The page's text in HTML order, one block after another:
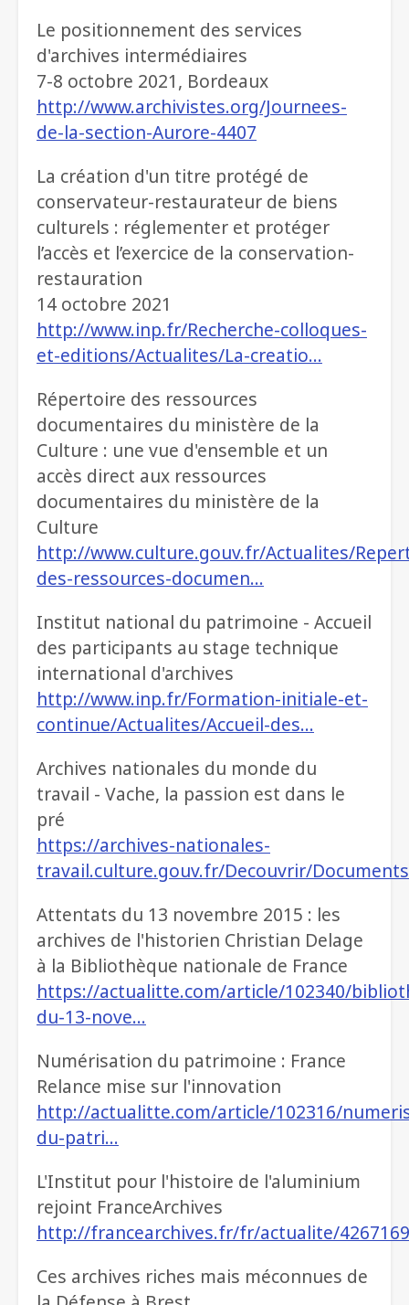
Le positionnement des services
d'archives intermédiaires
7-8 octobre 2021, Bordeaux
http://www.archivistes.org/Journees-
de-la-section-Aurore-4407
La création d'un titre protégé de
conservateur-restaurateur de biens
culturels : réglementer et protéger
l’accès et l’exercice de la conservation-
restauration
14 octobre 2021
http://www.inp.fr/Recherche-colloques-
et-editions/Actualites/La-creatio…
Répertoire des ressources
documentaires du ministère de la
Culture : une vue d'ensemble et un
accès direct aux ressources
documentaires du ministère de la
Culture
http://www.culture.gouv.fr/Actualites/
des-ressources-documen…
Institut national du patrimoine - Accueil
des participants au stage technique
international d'archives
http://www.inp.fr/Formation-initiale-et-
continue/Actualites/Accueil-des…
Archives nationales du monde du
travail - Vache, la passion est dans le
pré
https://archives-nationales-
travail.culture.gouv.fr/Decouvrir/
Attentats du 13 novembre 2015 : les
archives de l'historien Christian Delage
à la Bibliothèque nationale de France
https://actualitte.com/article/102340/
du-13-nove…
Numérisation du patrimoine : France
Relance mise sur l'innovation
http://actualitte.com/article/102316/
du-patri…
L'Institut pour l'histoire de l'aluminium
rejoint FranceArchives
http://francearchives.fr/fr/actualite/
Ces archives riches mais méconnues de